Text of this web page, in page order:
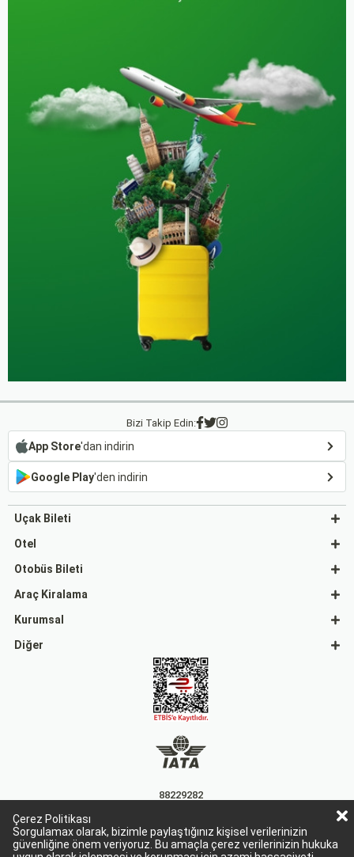
Çerez Politikası
Sorgulamax olarak, bizimle paylaştığınız kişisel verilerinizin
güvenliğine önem veriyoruz. Bu amaçla çerez verilerinizin hukuka
Bizi Takip Edin:
App Store'dan indirin
Google Play'den indirin
Uçak Bileti
Otel
Otobüs Bileti
Araç Kiralama
Kurumsal
Diğer
88229282
15863